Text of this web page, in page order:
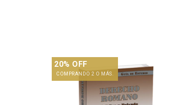
20% OFF
COMPRANDO 2 O MÁS.